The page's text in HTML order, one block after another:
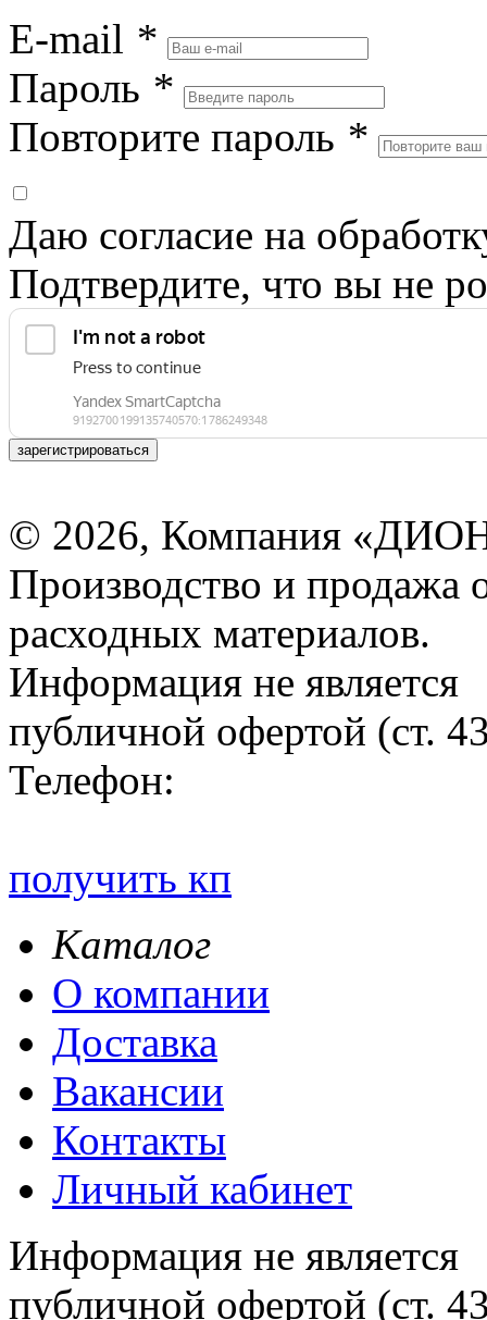
E-mail *
Пароль *
Повторите пароль *
Даю согласие на
Подтвердите, что вы не
зарегистрироваться
© 2026, Компания
Производство и продажа
расходных материалов.
Информация не является
публичной офертой (ст.
Телефон:
получить кп
Каталог
О компании
Доставка
Вакансии
Контакты
Личный кабинет
Информация не является
публичной офертой (ст.